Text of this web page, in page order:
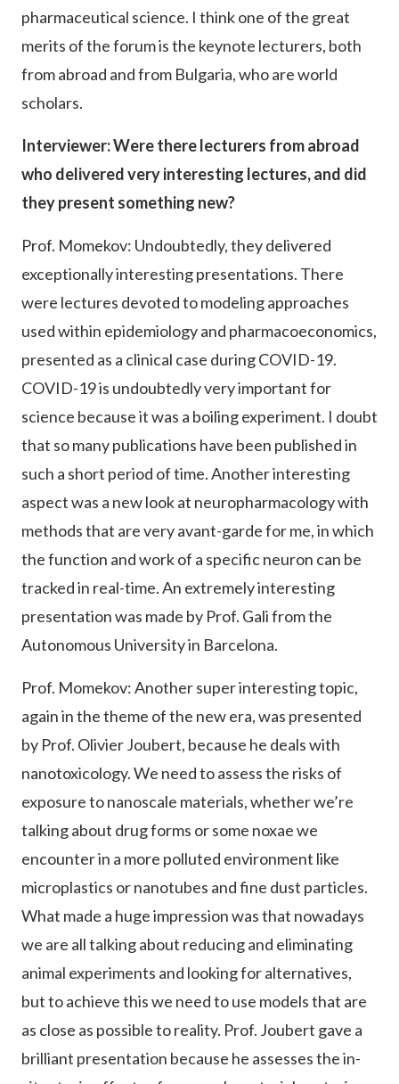
pharmaceutical science. I think one of the great
merits of the forum is the keynote lecturers, both
from abroad and from Bulgaria, who are world
scholars.
Interviewer: Were there lecturers from abroad
who delivered very interesting lectures, and did
they present something new?
Prof. Momekov: Undoubtedly, they delivered
exceptionally interesting presentations. There
were lectures devoted to modeling approaches
used within epidemiology and pharmacoeconomics,
presented as a clinical case during COVID-19.
COVID-19 is undoubtedly very important for
science because it was a boiling experiment. I doubt
that so many publications have been published in
such a short period of time. Another interesting
aspect was a new look at neuropharmacology with
methods that are very avant-garde for me, in which
the function and work of a specific neuron can be
tracked in real-time. An extremely interesting
presentation was made by Prof. Gali from the
Autonomous University in Barcelona.
Prof. Momekov: Another super interesting topic,
again in the theme of the new era, was presented
by Prof. Olivier Joubert, because he deals with
nanotoxicology. We need to assess the risks of
exposure to nanoscale materials, whether we’re
talking about drug forms or some noxae we
encounter in a more polluted environment like
microplastics or nanotubes and fine dust particles.
What made a huge impression was that nowadays
we are all talking about reducing and eliminating
animal experiments and looking for alternatives,
but to achieve this we need to use models that are
as close as possible to reality. Prof. Joubert gave a
brilliant presentation because he assesses the in-